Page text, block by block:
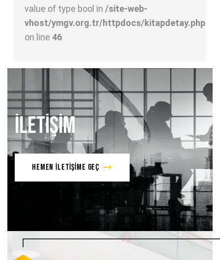
value of type bool in /site-web-
vhost/ymgv.org.tr/httpdocs/kitapdetay.php
on line 46
İLETİŞİM
HEMEN İLETİŞİME GEÇ